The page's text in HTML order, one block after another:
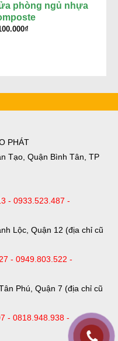
phòng ngủ nhựa
₫
PHÁT
Tạo, Quận Bình Tân, TP
- 0933.523.487 -
Lộc, Quận 12 (địa chỉ cũ
- 0949.803.522 -
Phú, Quận 7 (địa chỉ cũ
- 0818.948.938 -